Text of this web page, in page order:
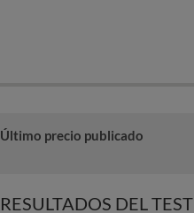
Último precio publicado
RESULTADOS DEL TEST